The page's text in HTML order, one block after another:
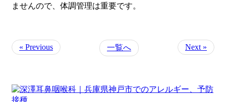
ませんので、体調管理は重要です。
« Previous 一覧へ Next »